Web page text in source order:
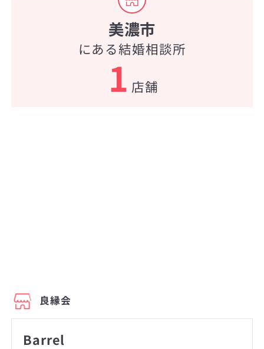
美濃市
にある結婚相談所
1 店舗
良縁会
Barrel